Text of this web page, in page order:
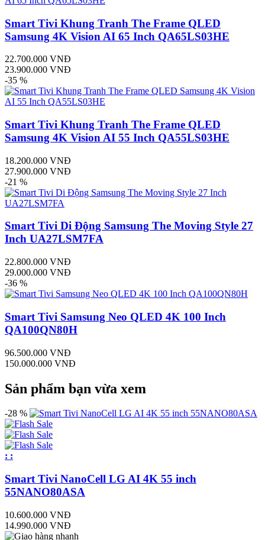
Smart Tivi Khung Tranh The Frame QLED
Samsung 4K Vision AI 65 Inch QA65LS03HE
22.700.000 VNĐ
23.900.000 VNĐ
-35 %
Smart Tivi Khung Tranh The Frame QLED
Samsung 4K Vision AI 55 Inch QA55LS03HE
18.200.000 VNĐ
27.900.000 VNĐ
-21 %
Smart Tivi Di Động Samsung The Moving Style 27
Inch UA27LSM7FA
22.800.000 VNĐ
29.000.000 VNĐ
-36 %
Smart Tivi Samsung Neo QLED 4K 100 Inch
QA100QN80H
96.500.000 VNĐ
150.000.000 VNĐ
Sản phẩm bạn vừa xem
-28 %
: :
Smart Tivi NanoCell LG AI 4K 55 inch
55NANO80ASA
10.600.000 VNĐ
14.990.000 VNĐ